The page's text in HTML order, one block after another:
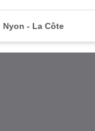
Nyon - La Côte